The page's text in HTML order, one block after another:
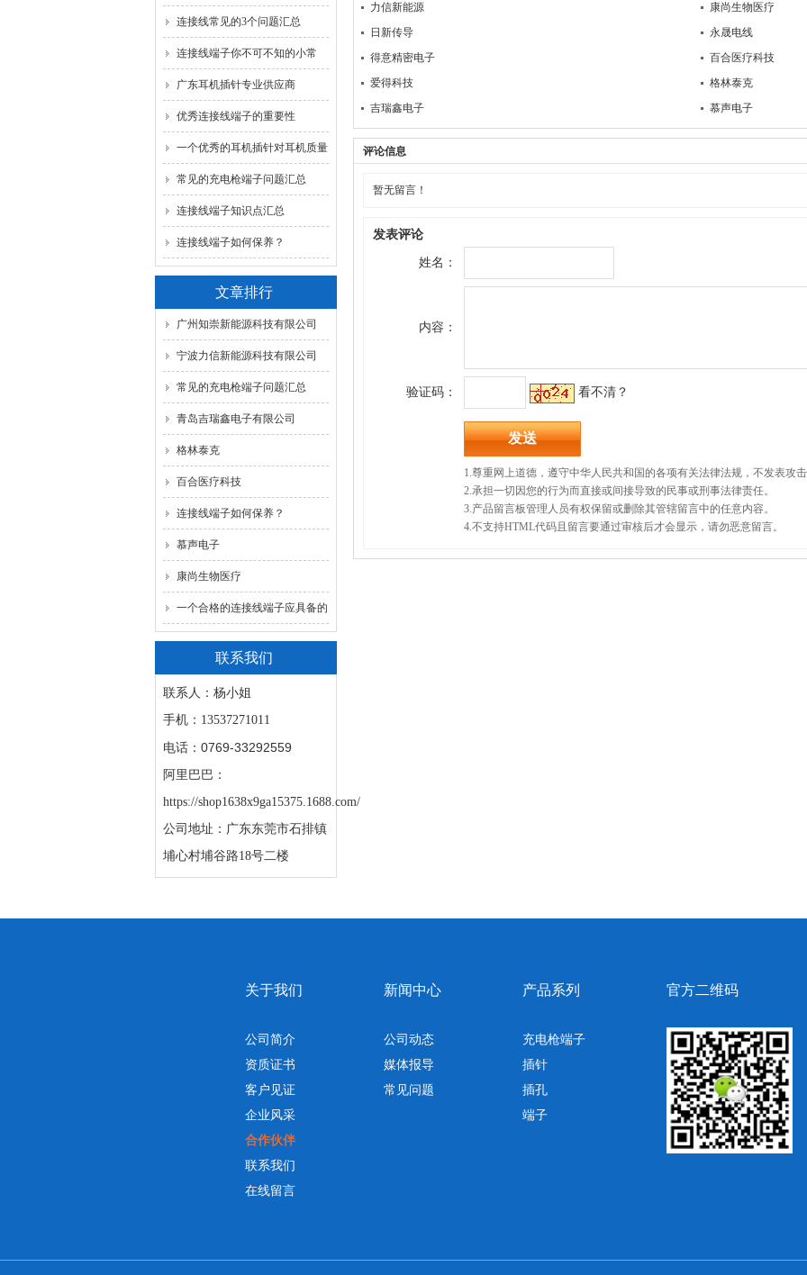
密五金定制源头工厂？
连接线常见的3个问题汇总
连接线端子你不可不知的小常
识！
广东耳机插针专业供应商
优秀连接线端子的重要性
一个优秀的耳机插针对耳机质量
的影响
常见的充电枪端子问题汇总
连接线端子知识点汇总
连接线端子如何保养？
文章排行
广州知崇新能源科技有限公司
宁波力信新能源科技有限公司
常见的充电枪端子问题汇总
青岛吉瑞鑫电子有限公司
格林泰克
百合医疗科技
连接线端子如何保养？
慕声电子
康尚生物医疗
一个合格的连接线端子应具备的
7大优点
联系我们
联系人：杨小姐
手机： 13537271011
电话： 0769-33292559
阿里巴巴：
https://shop1638x9ga15375.1688.com/
公司地址：广东东莞市石排镇
埔心村埔谷路18号二楼
力信新能源
康尚生物医疗
日新传导
永晟电线
得意精密电子
百合医疗科技
爱得科技
格林泰克
吉瑞鑫电子
慕声电子
评论信息
暂无留言！
发表评论
姓名：
内容：
验证码： 看不清？
1.尊重网上道德，遵守中华人民共和国的各项有关法律法规，不发表攻
2.承担一切因您的行为而直接或间接导致的民事或刑事法律责任。
3.产品留言板管理人员有权保留或删除其管辖留言中的任意内容。
4.不支持HTML代码且留言要通过审核后才会显示，请勿恶意留言。
关于我们
公司简介
资质证书
客户见证
企业风采
合作伙伴
联系我们
在线留言
新闻中心
公司动态
媒体报导
常见问题
产品系列
充电枪端子
插针
插孔
端子
官方二维码